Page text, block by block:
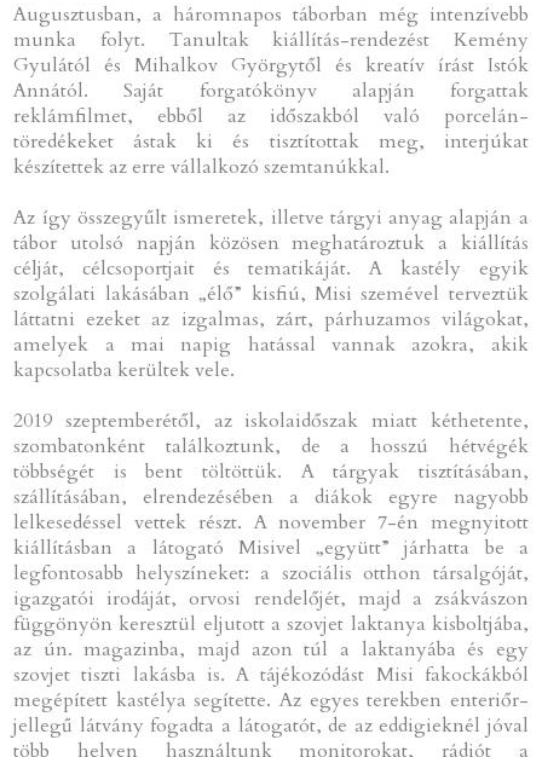
Augusztusban, a háromnapos táborban még intenzívebb
munka folyt. Tanultak kiállítás-rendezést Kemény
Gyulától és Mihalkov Györgytől és kreatív írást Istók
Annától. Saját forgatókönyv alapján forgattak
reklámfilmet, ebből az időszakból való porcelán-
töredékeket ástak ki és tisztítottak meg, interjúkat
készítettek az erre vállalkozó szemtanúkkal.
Az így összegyűlt ismeretek, illetve tárgyi anyag alapján a
tábor utolsó napján közösen meghatároztuk a kiállítás
célját, célcsoportjait és tematikáját. A kastély egyik
szolgálati lakásában „élő” kisfiú, Misi szemével terveztük
láttatni ezeket az izgalmas, zárt, párhuzamos világokat,
amelyek a mai napig hatással vannak azokra, akik
kapcsolatba kerültek vele.
2019 szeptemberétől, az iskolaidőszak miatt kéthetente,
szombatonként találkoztunk, de a hosszú hétvégék
többségét is bent töltöttük. A tárgyak tisztításában,
szállításában, elrendezésében a diákok egyre nagyobb
lelkesedéssel vettek részt. A november 7-én megnyitott
kiállításban a látogató Misivel „együtt” járhatta be a
legfontosabb helyszíneket: a szociális otthon társalgóját,
igazgatói irodáját, orvosi rendelőjét, majd a zsákvászon
függönyön keresztül eljutott a szovjet laktanya kisboltjába,
az ún. magazinba, majd azon túl a laktanyába és egy
szovjet tiszti lakásba is. A tájékozódást Misi fakockákból
megépített kastélya segítette. Az egyes terekben enteriőr-
jellegű látvány fogadta a látogatót, de az eddigieknél jóval
több helyen használtunk monitorokat, rádiót a